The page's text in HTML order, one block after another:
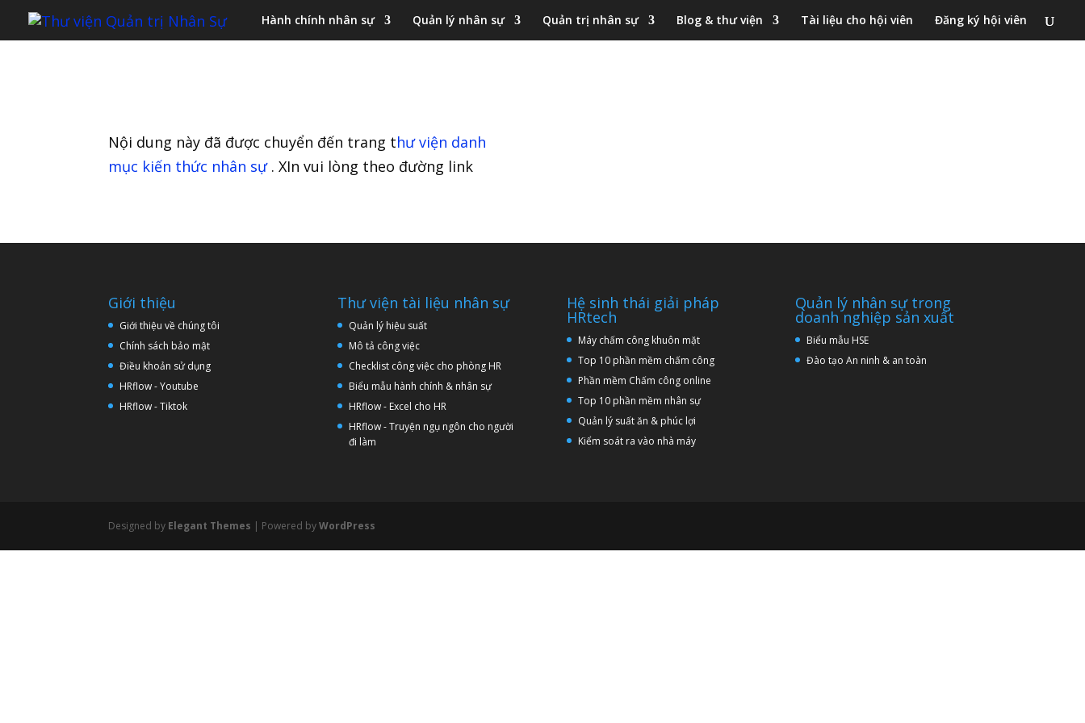
Hành chính nhân sự Quản lý nhân sự Quản trị nhân sự Blog & thư viện Tài liệu cho hội viên Đăng ký hội viên
Nội dung này đã được chuyển đến trang thư viện danh
mục kiến thức nhân sự . XIn vui lòng theo đường link
Giới thiệu
Giới thiệu về chúng tôi
Chính sách bảo mật
Điều khoản sử dụng
HRflow - Youtube
HRflow - Tiktok
Thư viện tài liệu nhân sự
Quản lý hiệu suất
Mô tả công việc
Checklist công việc cho phòng HR
Biểu mẫu hành chính & nhân sự
HRflow - Excel cho HR
HRflow - Truyện ngụ ngôn cho người
đi làm
Hệ sinh thái giải pháp
HRtech
Máy chấm công khuôn mặt
Top 10 phần mềm chấm công
Phần mềm Chấm công online
Top 10 phần mềm nhân sự
Quản lý suất ăn & phúc lợi
Kiểm soát ra vào nhà máy
Quản lý nhân sự trong
doanh nghiệp sản xuất
Biểu mẫu HSE
Đào tạo An ninh & an toàn
Designed by Elegant Themes | Powered byWordPress